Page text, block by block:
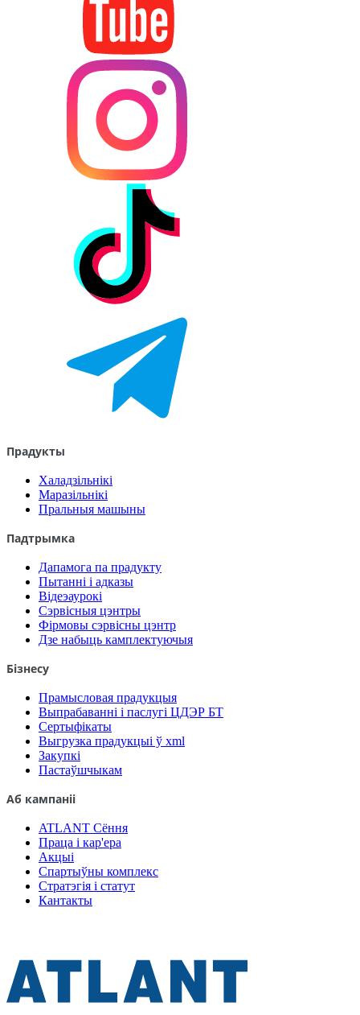
Прадукты
Халадзільнікі
Маразільнікі
Пральныя машыны
Падтрымка
Дапамога па прадукту
Пытанні і адказы
Відеэаурокі
Сэрвісныя цэнтры
Фірмовы сэрвісны цэнтр
Дзе набыць камплектуючыя
Бізнесу
Прамысловая прадукцыя
Выпрабаванні і паслугі ЦДЭР БТ
Сертыфікаты
Выгрузка прадукцыі ў xml
Закупкі
Пастаўшчыкам
Аб кампаніі
ATLANT Сёння
Праца і кар'ера
Акцыі
Спартыўны комплекс
Стратэгія і статут
Кантакты